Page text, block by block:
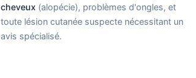
cheveux (alopécie), problèmes d'ongles, et
toute lésion cutanée suspecte nécessitant un
avis spécialisé.